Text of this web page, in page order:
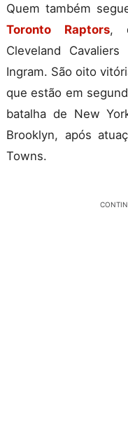
Quem também
Toronto Raptors,
Cleveland
Ingram. São oito
que estão em
batalha de New
Brooklyn, após
Towns.